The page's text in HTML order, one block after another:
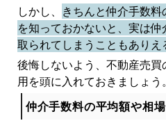
しかし、 きちんと仲介手数
を知っておかないと、実は仲
取られてしまうこともありえ
後悔しないよう、不動産売
用を頭に入れておきましょう。
仲介手数料の平均額や相場